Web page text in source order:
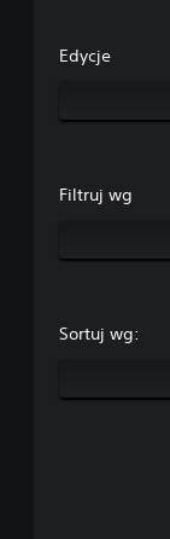
Edycje
Filtruj wg
Sortuj wg: